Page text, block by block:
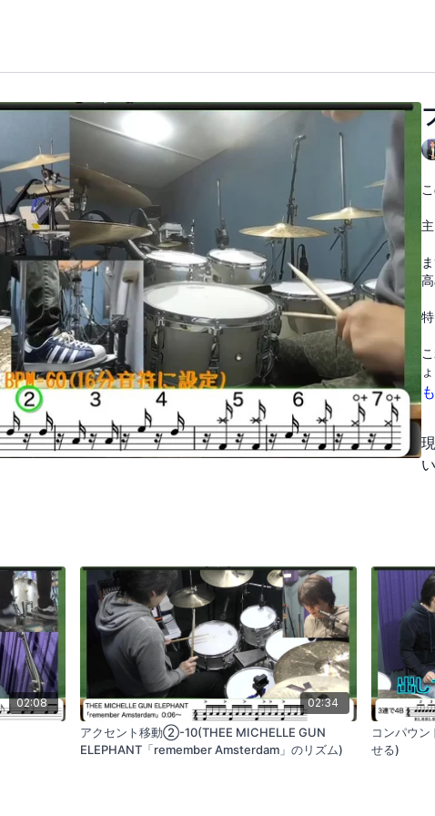
02:08 02:34
アクセント移動②-10(THEE MICHELLE GUN
ELEPHANT「remember Amsterdam」のリズム)
コンパウ
せる)